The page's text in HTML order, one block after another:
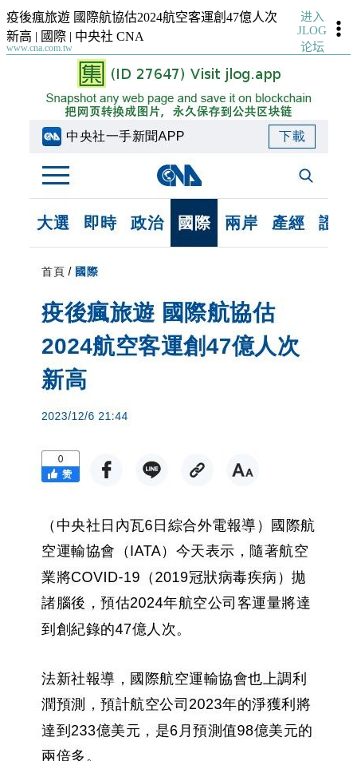
疫後瘋旅遊 國際航協估2024航空客運創47億人次
新高 | 國際 | 中央社 CNA
www.cna.com.tw
进入
JLOG
论坛